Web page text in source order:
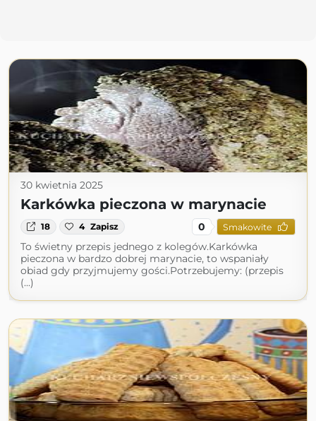
30 kwietnia 2025
Karkówka pieczona w marynacie
18 4 Zapisz 0 Smakowite
To świetny przepis jednego z kolegów.Karkówka
pieczona w bardzo dobrej marynacie, to wspaniały
obiad gdy przyjmujemy gości.Potrzebujemy: (przepis
(...)